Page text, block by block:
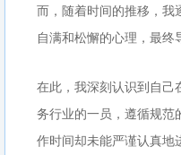
而，随着时间的推移，我
自满和松懈的心理，最终
在此，我深刻认识到自己
务行业的一员，遵循规范
作时间却未能严谨认真地